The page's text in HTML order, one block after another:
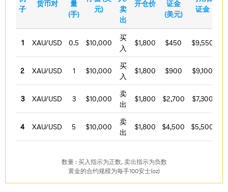
子
货币对
量
(手)
元)
卖
出
开仓价
证金
(美元)
证金
1 XAU/USD 0.5 $10,000
买
入
$1,800 $450 $9,550
2 XAU/USD 1 $10,000
买
入
$1,800 $900 $9,100
3 XAU/USD 3 $10,000
卖
出
$1,800 $2,700 $7,300
4 XAU/USD 5 $10,000
卖
出
$1,800 $4,500 $5,500
数量 : 买入指示为正数, 卖出指示为负数
黄金的合约规模为每手100安士(oz)